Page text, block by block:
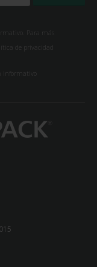
Para más
de privacidad